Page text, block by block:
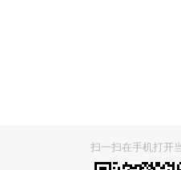
扫一扫在手机打开